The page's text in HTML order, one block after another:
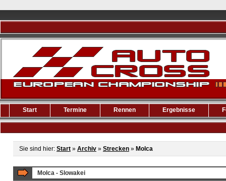
Start Termine Rennen Ergebnisse
Sie sind hier: Start » Archiv » Strecken » Molca
Molca - Slowakei